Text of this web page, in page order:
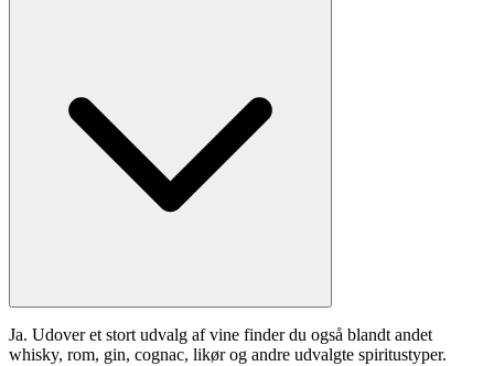
Ja. Udover et stort udvalg af vine finder du også blandt andet
whisky, rom, gin, cognac, likør og andre udvalgte spiritustyper.